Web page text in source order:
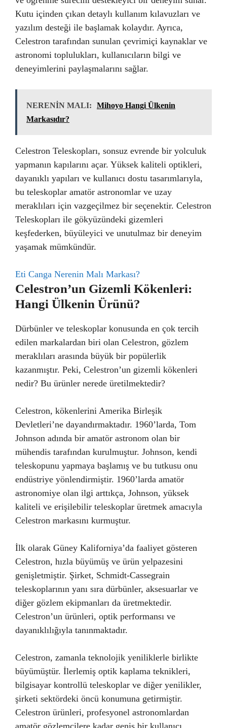
Kutu içinden çıkan detaylı kullanım kılavuzları ve
yazılım desteği ile başlamak kolaydır. Ayrıca,
Celestron tarafından sunulan çevrimiçi kaynaklar ve
astronomi toplulukları, kullanıcıların bilgi ve
deneyimlerini paylaşmalarını sağlar.
NERENİN MALI:
Mihoyo Hangi Ülkenin
Markasıdır?
Celestron Teleskopları, sonsuz evrende bir yolculuk
yapmanın kapılarını açar. Yüksek kaliteli optikleri,
dayanıklı yapıları ve kullanıcı dostu tasarımlarıyla,
bu teleskoplar amatör astronomlar ve uzay
meraklıları için vazgeçilmez bir seçenektir. Celestron
Teleskopları ile gökyüzündeki gizemleri
keşfederken, büyüleyici ve unutulmaz bir deneyim
yaşamak mümkündür.
Eti Canga Nerenin Malı Markası?
Celestron’un Gizemli Kökenleri:
Hangi Ülkenin Ürünü?
Dürbünler ve teleskoplar konusunda en çok tercih
edilen markalardan biri olan Celestron, gözlem
meraklıları arasında büyük bir popülerlik
kazanmıştır. Peki, Celestron’un gizemli kökenleri
nedir? Bu ürünler nerede üretilmektedir?
Celestron, kökenlerini Amerika Birleşik
Devletleri’ne dayandırmaktadır. 1960’larda, Tom
Johnson adında bir amatör astronom olan bir
mühendis tarafından kurulmuştur. Johnson, kendi
teleskopunu yapmaya başlamış ve bu tutkusu onu
endüstriye yönlendirmiştir. 1960’larda amatör
astronomiye olan ilgi arttıkça, Johnson, yüksek
kaliteli ve erişilebilir teleskoplar üretmek amacıyla
Celestron markasını kurmuştur.
İlk olarak Güney Kaliforniya’da faaliyet gösteren
Celestron, hızla büyümüş ve ürün yelpazesini
genişletmiştir. Şirket, Schmidt-Cassegrain
teleskoplarının yanı sıra dürbünler, aksesuarlar ve
diğer gözlem ekipmanları da üretmektedir.
Celestron’un ürünleri, optik performansı ve
dayanıklılığıyla tanınmaktadır.
Celestron, zamanla teknolojik yeniliklerle birlikte
büyümüştür. İlerlemiş optik kaplama teknikleri,
bilgisayar kontrollü teleskoplar ve diğer yenilikler,
şirketi sektördeki öncü konumuna getirmiştir.
Celestron ürünleri, profesyonel astronomlardan
amatör gözlemcilere kadar geniş bir kullanıcı